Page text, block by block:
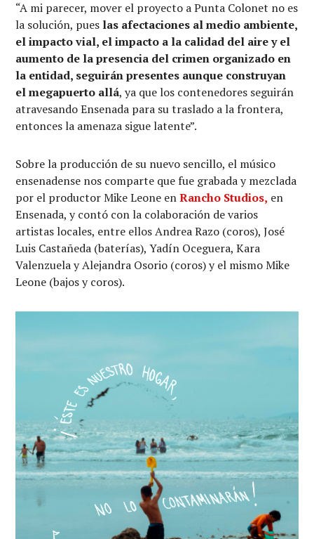
“A mi parecer, mover el proyecto a Punta Colonet no es
la solución, pues las afectaciones al medio ambiente,
el impacto vial, el impacto a la calidad del aire y el
aumento de la presencia del crimen organizado en
la entidad, seguirán presentes aunque construyan
el megapuerto allá, ya que los contenedores seguirán
atravesando Ensenada para su traslado a la frontera,
entonces la amenaza sigue latente”.
Sobre la producción de su nuevo sencillo, el músico
ensenadense nos comparte que fue grabada y mezclada
por el productor Mike Leone enRancho Studios, en
Ensenada, y contó con la colaboración de varios
artistas locales, entre ellos Andrea Razo (coros), José
Luis Castañeda (baterías), Yadín Oceguera, Kara
Valenzuela y Alejandra Osorio (coros) y el mismo Mike
Leone (bajos y coros).